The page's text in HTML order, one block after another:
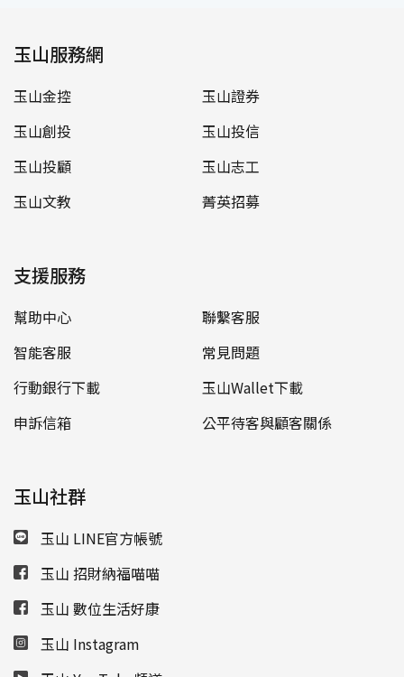
玉山服務網
玉山金控
玉山證券
玉山創投
玉山投信
玉山投顧
玉山志工
玉山文教
菁英招募
支援服務
幫助中心
聯繫客服
智能客服
常見問題
行動銀行下載
玉山Wallet下載
申訴信箱
公平待客與顧客關係
玉山社群
玉山 LINE官方帳號
玉山 招財納福喵喵
玉山 數位生活好康
玉山 Instagram